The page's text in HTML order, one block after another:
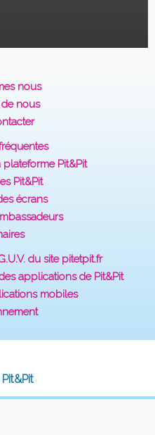
nous
nous
Pit&Pit
Pit&Pit
écrans
du site pitetpit.fr
applications de Pit&Pit
mobiles
Pit&Pit ·